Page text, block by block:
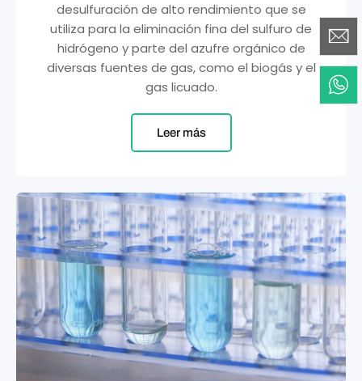
desulfuración de alto rendimiento que se
utiliza para la eliminación fina del sulfuro de
hidrógeno y parte del azufre orgánico de
diversas fuentes de gas, como el biogás y el
gas licuado.
Leer más